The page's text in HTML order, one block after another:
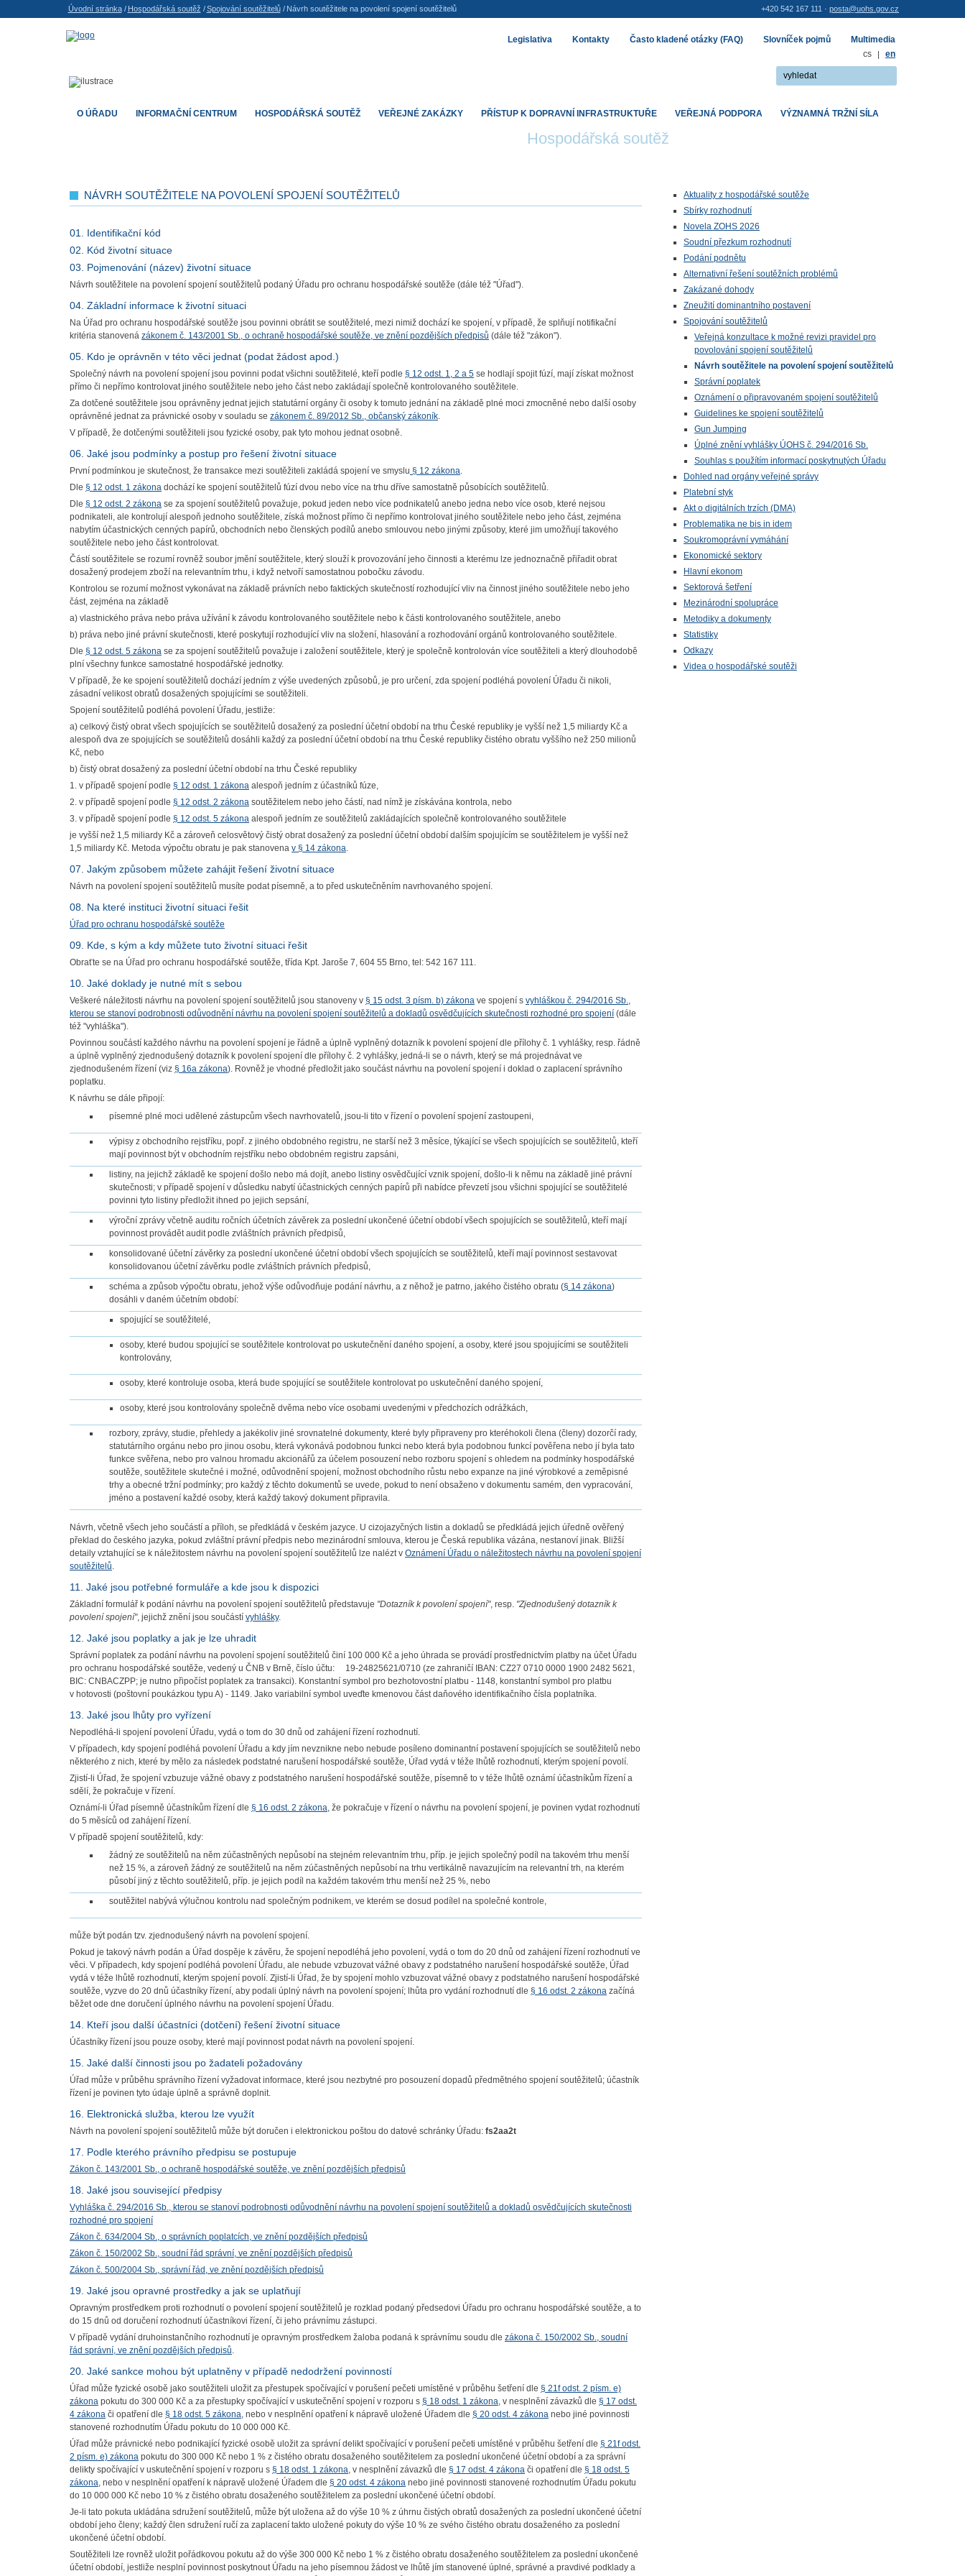
Hospodářská soutěž
NÁVRH SOUTĚŽITELE NA POVOLENÍ SPOJENÍ SOUTĚŽITELŮ
01. Identifikační kód
02. Kód životní situace
03. Pojmenování (název) životní situace
Návrh soutěžitele na povolení spojení soutěžitelů podaný Úřadu pro ochranu hospodářské soutěže (dále též "Úřad").
04. Základní informace k životní situaci
Na Úřad pro ochranu hospodářské soutěže jsou povinni obrátit se soutěžitelé, mezi nimiž dochází ke spojení, v případě, že splňují notifikační
kritéria stanovená zákonem č. 143/2001 Sb., o ochraně hospodářské soutěže, ve znění pozdějších předpisů (dále též "zákon").
05. Kdo je oprávněn v této věci jednat (podat žádost apod.)
Společný návrh na povolení spojení jsou povinni podat všichni soutěžitelé, kteří podle § 12 odst. 1, 2 a 5 se hodlají spojit fúzí, mají získat možnost
přímo či nepřímo kontrolovat jiného soutěžitele nebo jeho část nebo zakládají společně kontrolovaného soutěžitele.
Za dotčené soutěžitele jsou oprávněny jednat jejich statutární orgány či osoby k tomuto jednání na základě plné moci zmocněné nebo další osoby
oprávněné jednat za právnické osoby v souladu se zákonem č. 89/2012 Sb., občanský zákoník.
V případě, že dotčenými soutěžiteli jsou fyzické osoby, pak tyto mohou jednat osobně.
06. Jaké jsou podmínky a postup pro řešení životní situace
První podmínkou je skutečnost, že transakce mezi soutěžiteli zakládá spojení ve smyslu § 12 zákona.
Dle § 12 odst. 1 zákona dochází ke spojení soutěžitelů fúzí dvou nebo více na trhu dříve samostatně působících soutěžitelů.
Dle § 12 odst. 2 zákona se za spojení soutěžitelů považuje, pokud jeden nebo více podnikatelů anebo jedna nebo více osob, které nejsou
podnikateli, ale kontrolují alespoň jednoho soutěžitele, získá možnost přímo či nepřímo kontrolovat jiného soutěžitele nebo jeho část, zejména
nabytím účastnických cenných papírů, obchodních nebo členských podílů anebo smlouvou nebo jinými způsoby, které jim umožňují takového
soutěžitele nebo jeho část kontrolovat.
Částí soutěžitele se rozumí rovněž soubor jmění soutěžitele, který slouží k provozování jeho činnosti a kterému lze jednoznačně přiřadit obrat
dosažený prodejem zboží na relevantním trhu, i když netvoří samostatnou pobočku závodu.
Kontrolou se rozumí možnost vykonávat na základě právních nebo faktických skutečností rozhodující vliv na činnost jiného soutěžitele nebo jeho
část, zejména na základě
a) vlastnického práva nebo práva užívání k závodu kontrolovaného soutěžitele nebo k části kontrolovaného soutěžitele, anebo
b) práva nebo jiné právní skutečnosti, které poskytují rozhodující vliv na složení, hlasování a rozhodování orgánů kontrolovaného soutěžitele.
Dle § 12 odst. 5 zákona se za spojení soutěžitelů považuje i založení soutěžitele, který je společně kontrolován více soutěžiteli a který dlouhodobě
plní všechny funkce samostatné hospodářské jednotky.
V případě, že ke spojení soutěžitelů dochází jedním z výše uvedených způsobů, je pro určení, zda spojení podléhá povolení Úřadu či nikoli,
zásadní velikost obratů dosažených spojujícími se soutěžiteli.
Spojení soutěžitelů podléhá povolení Úřadu, jestliže:
a) celkový čistý obrat všech spojujících se soutěžitelů dosažený za poslední účetní období na trhu České republiky je vyšší než 1,5 miliardy Kč a
alespoň dva ze spojujících se soutěžitelů dosáhli každý za poslední účetní období na trhu České republiky čistého obratu vyššího než 250 milionů
Kč, nebo
b) čistý obrat dosažený za poslední účetní období na trhu České republiky
1. v případě spojení podle § 12 odst. 1 zákona alespoň jedním z účastníků fúze,
2. v případě spojení podle § 12 odst. 2 zákona soutěžitelem nebo jeho částí, nad nímž je získávána kontrola, nebo
3. v případě spojení podle § 12 odst. 5 zákona alespoň jedním ze soutěžitelů zakládajících společně kontrolovaného soutěžitele
je vyšší než 1,5 miliardy Kč a zároveň celosvětový čistý obrat dosažený za poslední účetní období dalším spojujícím se soutěžitelem je vyšší než
1,5 miliardy Kč. Metoda výpočtu obratu je pak stanovena v § 14 zákona.
07. Jakým způsobem můžete zahájit řešení životní situace
Návrh na povolení spojení soutěžitelů musíte podat písemně, a to před uskutečněním navrhovaného spojení.
08. Na které instituci životní situaci řešit
Úřad pro ochranu hospodářské soutěže
09. Kde, s kým a kdy můžete tuto životní situaci řešit
Obraťte se na Úřad pro ochranu hospodářské soutěže, třída Kpt. Jaroše 7, 604 55 Brno, tel: 542 167 111.
10. Jaké doklady je nutné mít s sebou
Veškeré náležitosti návrhu na povolení spojení soutěžitelů jsou stanoveny v § 15 odst. 3 písm. b) zákona ve spojení s vyhláškou č. 294/2016 Sb.,
kterou se stanoví podrobnosti odůvodnění návrhu na povolení spojení soutěžitelů a dokladů osvědčujících skutečnosti rozhodné pro spojení (dále
též "vyhláška").
Povinnou součástí každého návrhu na povolení spojení je řádně a úplně vyplněný dotazník k povolení spojení dle přílohy č. 1 vyhlášky, resp. řádně
a úplně vyplněný zjednodušený dotazník k povolení spojení dle přílohy č. 2 vyhlášky, jedná-li se o návrh, který se má projednávat ve
zjednodušeném řízení (viz § 16a zákona). Rovněž je vhodné předložit jako součást návrhu na povolení spojení i doklad o zaplacení správního
poplatku.
K návrhu se dále připojí:
písemné plné moci udělené zástupcům všech navrhovatelů, jsou-li tito v řízení o povolení spojení zastoupeni,
výpisy z obchodního rejstříku, popř. z jiného obdobného registru, ne starší než 3 měsíce, týkající se všech spojujících se soutěžitelů, kteří
mají povinnost být v obchodním rejstříku nebo obdobném registru zapsáni,
listiny, na jejichž základě ke spojení došlo nebo má dojít, anebo listiny osvědčující vznik spojení, došlo-li k němu na základě jiné právní
skutečnosti; v případě spojení v důsledku nabytí účastnických cenných papírů při nabídce převzetí jsou všichni spojující se soutěžitelé
povinni tyto listiny předložit ihned po jejich sepsání,
výroční zprávy včetně auditu ročních účetních závěrek za poslední ukončené účetní období všech spojujících se soutěžitelů, kteří mají
povinnost provádět audit podle zvláštních právních předpisů,
konsolidované účetní závěrky za poslední ukončené účetní období všech spojujících se soutěžitelů, kteří mají povinnost sestavovat
konsolidovanou účetní závěrku podle zvláštních právních předpisů,
schéma a způsob výpočtu obratu, jehož výše odůvodňuje podání návrhu, a z něhož je patrno, jakého čistého obratu (§ 14 zákona)
dosáhli v daném účetním období:
spojující se soutěžitelé,
osoby, které budou spojující se soutěžitele kontrolovat po uskutečnění daného spojení, a osoby, které jsou spojujícími se soutěžiteli
kontrolovány,
osoby, které kontroluje osoba, která bude spojující se soutěžitele kontrolovat po uskutečnění daného spojení,
osoby, které jsou kontrolovány společně dvěma nebo více osobami uvedenými v předchozích odrážkách,
rozbory, zprávy, studie, přehledy a jakékoliv jiné srovnatelné dokumenty, které byly připraveny pro kteréhokoli člena (členy) dozorčí rady,
statutárního orgánu nebo pro jinou osobu, která vykonává podobnou funkci nebo která byla podobnou funkcí pověřena nebo jí byla tato
funkce svěřena, nebo pro valnou hromadu akcionářů za účelem posouzení nebo rozboru spojení s ohledem na podmínky hospodářské
soutěže, soutěžitele skutečné i možné, odůvodnění spojení, možnost obchodního růstu nebo expanze na jiné výrobkové a zeměpisné
trhy a obecné tržní podmínky; pro každý z těchto dokumentů se uvede, pokud to není obsaženo v dokumentu samém, den vypracování,
jméno a postavení každé osoby, která každý takový dokument připravila.
Návrh, včetně všech jeho součástí a příloh, se předkládá v českém jazyce. U cizojazyčných listin a dokladů se předkládá jejich úředně ověřený
překlad do českého jazyka, pokud zvláštní právní předpis nebo mezinárodní smlouva, kterou je Česká republika vázána, nestanoví jinak. Bližší
detaily vztahující se k náležitostem návrhu na povolení spojení soutěžitelů lze nalézt v Oznámení Úřadu o náležitostech návrhu na povolení spojení
soutěžitelů.
11. Jaké jsou potřebné formuláře a kde jsou k dispozici
Základní formulář k podání návrhu na povolení spojení soutěžitelů představuje "Dotazník k povolení spojení", resp. "Zjednodušený dotazník k
povolení spojení", jejichž znění jsou součástí vyhlášky.
12. Jaké jsou poplatky a jak je lze uhradit
Správní poplatek za podání návrhu na povolení spojení soutěžitelů činí 100 000 Kč a jeho úhrada se provádí prostřednictvím platby na účet Úřadu
pro ochranu hospodářské soutěže, vedený u ČNB v Brně, číslo účtu: 19-24825621/0710 (ze zahraničí IBAN: CZ27 0710 0000 1900 2482 5621,
BIC: CNBACZPP; je nutno připočíst poplatek za transakci). Konstantní symbol pro bezhotovostní platbu - 1148, konstantní symbol pro platbu
v hotovosti (poštovní poukázkou typu A) - 1149. Jako variabilní symbol uveďte kmenovou část daňového identifikačního čísla poplatníka.
13. Jaké jsou lhůty pro vyřízení
Nepodléhá-li spojení povolení Úřadu, vydá o tom do 30 dnů od zahájení řízení rozhodnutí.
V případech, kdy spojení podléhá povolení Úřadu a kdy jím nevznikne nebo nebude posíleno dominantní postavení spojujících se soutěžitelů nebo
některého z nich, které by mělo za následek podstatné narušení hospodářské soutěže, Úřad vydá v téže lhůtě rozhodnutí, kterým spojení povolí.
Zjistí-li Úřad, že spojení vzbuzuje vážné obavy z podstatného narušení hospodářské soutěže, písemně to v téže lhůtě oznámí účastníkům řízení a
sdělí, že pokračuje v řízení.
Oznámí-li Úřad písemně účastníkům řízení dle § 16 odst. 2 zákona, že pokračuje v řízení o návrhu na povolení spojení, je povinen vydat rozhodnutí
do 5 měsíců od zahájení řízení.
V případě spojení soutěžitelů, kdy:
žádný ze soutěžitelů na něm zúčastněných nepůsobí na stejném relevantním trhu, příp. je jejich společný podíl na takovém trhu menší
než 15 %, a zároveň žádný ze soutěžitelů na něm zúčastněných nepůsobí na trhu vertikálně navazujícím na relevantní trh, na kterém
působí jiný z těchto soutěžitelů, příp. je jejich podíl na každém takovém trhu menší než 25 %, nebo
soutěžitel nabývá výlučnou kontrolu nad společným podnikem, ve kterém se dosud podílel na společné kontrole,
může být podán tzv. zjednodušený návrh na povolení spojení.
Pokud je takový návrh podán a Úřad dospěje k závěru, že spojení nepodléhá jeho povolení, vydá o tom do 20 dnů od zahájení řízení rozhodnutí ve
věci. V případech, kdy spojení podléhá povolení Úřadu, ale nebude vzbuzovat vážné obavy z podstatného narušení hospodářské soutěže, Úřad
vydá v téže lhůtě rozhodnutí, kterým spojení povolí. Zjistí-li Úřad, že by spojení mohlo vzbuzovat vážné obavy z podstatného narušení hospodářské
soutěže, vyzve do 20 dnů účastníky řízení, aby podali úplný návrh na povolení spojení; lhůta pro vydání rozhodnutí dle § 16 odst. 2 zákona začíná
běžet ode dne doručení úplného návrhu na povolení spojení Úřadu.
14. Kteří jsou další účastníci (dotčení) řešení životní situace
Účastníky řízení jsou pouze osoby, které mají povinnost podat návrh na povolení spojení.
15. Jaké další činnosti jsou po žadateli požadovány
Úřad může v průběhu správního řízení vyžadovat informace, které jsou nezbytné pro posouzení dopadů předmětného spojení soutěžitelů; účastník
řízení je povinen tyto údaje úplně a správně doplnit.
16. Elektronická služba, kterou lze využít
Návrh na povolení spojení soutěžitelů může být doručen i elektronickou poštou do datové schránky Úřadu: fs2aa2t
17. Podle kterého právního předpisu se postupuje
Zákon č. 143/2001 Sb., o ochraně hospodářské soutěže, ve znění pozdějších předpisů
18. Jaké jsou související předpisy
Vyhláška č. 294/2016 Sb., kterou se stanoví podrobnosti odůvodnění návrhu na povolení spojení soutěžitelů a dokladů osvědčujících skutečnosti
rozhodné pro spojení
Zákon č. 634/2004 Sb., o správních poplatcích, ve znění pozdějších předpisů
Zákon č. 150/2002 Sb., soudní řád správní, ve znění pozdějších předpisů
Zákon č. 500/2004 Sb., správní řád, ve znění pozdějších předpisů
19. Jaké jsou opravné prostředky a jak se uplatňují
Opravným prostředkem proti rozhodnutí o povolení spojení soutěžitelů je rozklad podaný předsedovi Úřadu pro ochranu hospodářské soutěže, a to
do 15 dnů od doručení rozhodnutí účastníkovi řízení, či jeho právnímu zástupci.
V případě vydání druhoinstančního rozhodnutí je opravným prostředkem žaloba podaná k správnímu soudu dle zákona č. 150/2002 Sb., soudní
řád správní, ve znění pozdějších předpisů.
20. Jaké sankce mohou být uplatněny v případě nedodržení povinností
Úřad může fyzické osobě jako soutěžiteli uložit za přestupek spočívající v porušení pečeti umístěné v průběhu šetření dle § 21f odst. 2 písm. e)
zákona pokutu do 300 000 Kč a za přestupky spočívající v uskutečnění spojení v rozporu s § 18 odst. 1 zákona, v nesplnění závazků dle § 17 odst.
4 zákona či opatření dle § 18 odst. 5 zákona, nebo v nesplnění opatření k nápravě uložené Úřadem dle § 20 odst. 4 zákona nebo jiné povinnosti
stanovené rozhodnutím Úřadu pokutu do 10 000 000 Kč.
Úřad může právnické nebo podnikající fyzické osobě uložit za správní delikt spočívající v porušení pečeti umístěné v průběhu šetření dle § 21f odst.
2 písm. e) zákona pokutu do 300 000 Kč nebo 1 % z čistého obratu dosaženého soutěžitelem za poslední ukončené účetní období a za správní
delikty spočívající v uskutečnění spojení v rozporu s § 18 odst. 1 zákona, v nesplnění závazků dle § 17 odst. 4 zákona či opatření dle § 18 odst. 5
zákona, nebo v nesplnění opatření k nápravě uložené Úřadem dle § 20 odst. 4 zákona nebo jiné povinnosti stanovené rozhodnutím Úřadu pokutu
do 10 000 000 Kč nebo 10 % z čistého obratu dosaženého soutěžitelem za poslední ukončené účetní období.
Je-li tato pokuta ukládána sdružení soutěžitelů, může být uložena až do výše 10 % z úhrnu čistých obratů dosažených za poslední ukončené účetní
období jeho členy; každý člen sdružení ručí za zaplacení takto uložené pokuty do výše 10 % ze svého čistého obratu dosaženého za poslední
ukončené účetní období.
Soutěžiteli lze rovněž uložit pořádkovou pokutu až do výše 300 000 Kč nebo 1 % z čistého obratu dosaženého soutěžitelem za poslední ukončené
účetní období, jestliže nesplní povinnost poskytnout Úřadu na jeho písemnou žádost ve lhůtě jím stanovené úplné, správné a pravdivé podklady a
Aktuality z hospodářské soutěže
Sbírky rozhodnutí
Novela ZOHS 2026
Soudní přezkum rozhodnutí
Podání podnětu
Alternativní řešení soutěžních problémů
Zakázané dohody
Zneužití dominantního postavení
Spojování soutěžitelů
Veřejná konzultace k možné revizi pravidel pro
povolování spojení soutěžitelů
Návrh soutěžitele na povolení spojení soutěžitelů
Správní poplatek
Oznámení o připravovaném spojení soutěžitelů
Guidelines ke spojení soutěžitelů
Gun Jumping
Úplné znění vyhlášky ÚOHS č. 294/2016 Sb.
Souhlas s použítím informací poskytnutých Úřadu
Dohled nad orgány veřejné správy
Platební styk
Akt o digitálních trzích (DMA)
Problematika ne bis in idem
Soukromoprávní vymáhání
Ekonomické sektory
Hlavní ekonom
Sektorová šetření
Mezinárodní spolupráce
Metodiky a dokumenty
Statistiky
Odkazy
Videa o hospodářské soutěži
O ÚŘADU INFORMAČNÍ CENTRUM HOSPODÁŘSKÁ SOUTĚŽ VEŘEJNÉ ZAKÁZKY PŘÍSTUP K DOPRAVNÍ INFRASTRUKTUŘE VEŘEJNÁ PODPORA VÝZNAMNÁ TRŽNÍ SÍLA
Legislativa Kontakty Často kladené otázky (FAQ) Slovníček pojmů
Multimedia
cs
| en
Úvodní stránka/ Hospodářská soutěž / Spojování soutěžitelů/ Návrh soutěžitele na povolení spojení soutěžitelů +420 542 167 111 · posta@uohs.gov.cz